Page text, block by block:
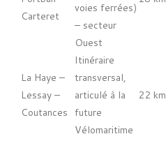
Carteret
voies ferrées)
– secteur
Ouest
La Haye –
Lessay –
Coutances
Itinéraire
transversal,
articulé à la
future
Vélomaritime
22 km